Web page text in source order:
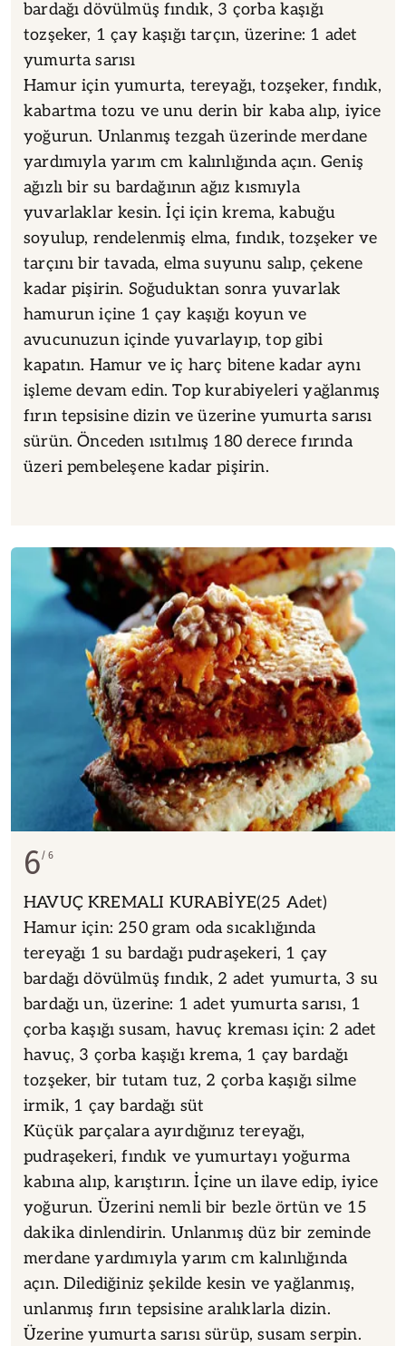
bardağı dövülmüş fındık, 3 çorba kaşığı
tozşeker, 1 çay kaşığı tarçın, üzerine: 1 adet
yumurta sarısı
Hamur için yumurta, tereyağı, tozşeker, fındık,
kabartma tozu ve unu derin bir kaba alıp, iyice
yoğurun. Unlanmış tezgah üzerinde merdane
yardımıyla yarım cm kalınlığında açın. Geniş
ağızlı bir su bardağının ağız kısmıyla
yuvarlaklar kesin. İçi için krema, kabuğu
soyulup, rendelenmiş elma, fındık, tozşeker ve
tarçını bir tavada, elma suyunu salıp, çekene
kadar pişirin. Soğuduktan sonra yuvarlak
hamurun içine 1 çay kaşığı koyun ve
avucunuzun içinde yuvarlayıp, top gibi
kapatın. Hamur ve iç harç bitene kadar aynı
işleme devam edin. Top kurabiyeleri yağlanmış
fırın tepsisine dizin ve üzerine yumurta sarısı
sürün. Önceden ısıtılmış 180 derece fırında
üzeri pembeleşene kadar pişirin.
6 6
HAVUÇ KREMALI KURABİYE(25 Adet)
Hamur için: 250 gram oda sıcaklığında
tereyağı 1 su bardağı pudraşekeri, 1 çay
bardağı dövülmüş fındık, 2 adet yumurta, 3 su
bardağı un, üzerine: 1 adet yumurta sarısı, 1
çorba kaşığı susam, havuç kreması için: 2 adet
havuç, 3 çorba kaşığı krema, 1 çay bardağı
tozşeker, bir tutam tuz, 2 çorba kaşığı silme
irmik, 1 çay bardağı süt
Küçük parçalara ayırdığınız tereyağı,
pudraşekeri, fındık ve yumurtayı yoğurma
kabına alıp, karıştırın. İçine un ilave edip, iyice
yoğurun. Üzerini nemli bir bezle örtün ve 15
dakika dinlendirin. Unlanmış düz bir zeminde
merdane yardımıyla yarım cm kalınlığında
açın. Dilediğiniz şekilde kesin ve yağlanmış,
unlanmış fırın tepsisine aralıklarla dizin.
Üzerine yumurta sarısı sürüp, susam serpin.